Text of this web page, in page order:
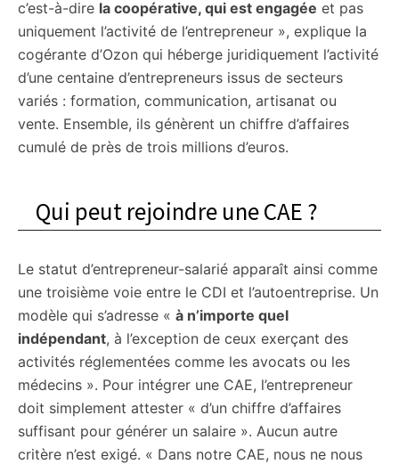
c’est-à-dire la coopérative, qui est engagée et pas
uniquement l’activité de l’entrepreneur », explique la
cogérante d’Ozon qui héberge juridiquement l’activité
d’une centaine d’entrepreneurs issus de secteurs
variés : formation, communication, artisanat ou
vente. Ensemble, ils génèrent un chiffre d’affaires
cumulé de près de trois millions d’euros.
Qui peut rejoindre une CAE ?
Le statut d’entrepreneur-salarié apparaît ainsi comme
une troisième voie entre le CDI et l’autoentreprise. Un
modèle qui s’adresse « à n’importe quel
indépendant, à l’exception de ceux exerçant des
activités réglementées comme les avocats ou les
médecins ». Pour intégrer une CAE, l’entrepreneur
doit simplement attester « d’un chiffre d’affaires
suffisant pour générer un salaire ». Aucun autre
critère n’est exigé. « Dans notre CAE, nous ne nous